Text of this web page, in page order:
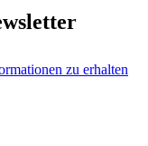
zu erhalten